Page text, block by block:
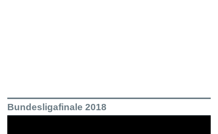
Bundesligafinale 2018